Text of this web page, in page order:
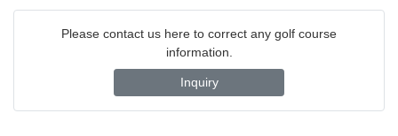
Please contact us here to correct any golf course
information.
Inquiry